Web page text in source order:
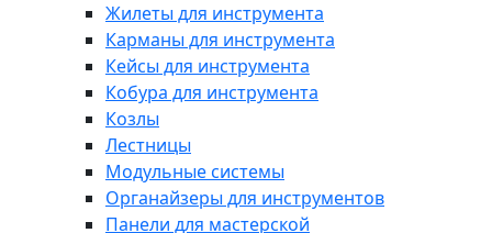
Жилеты для инструмента
Карманы для инструмента
Кейсы для инструмента
Кобура для инструмента
Козлы
Лестницы
Модульные системы
Органайзеры для инструментов
Панели для мастерской